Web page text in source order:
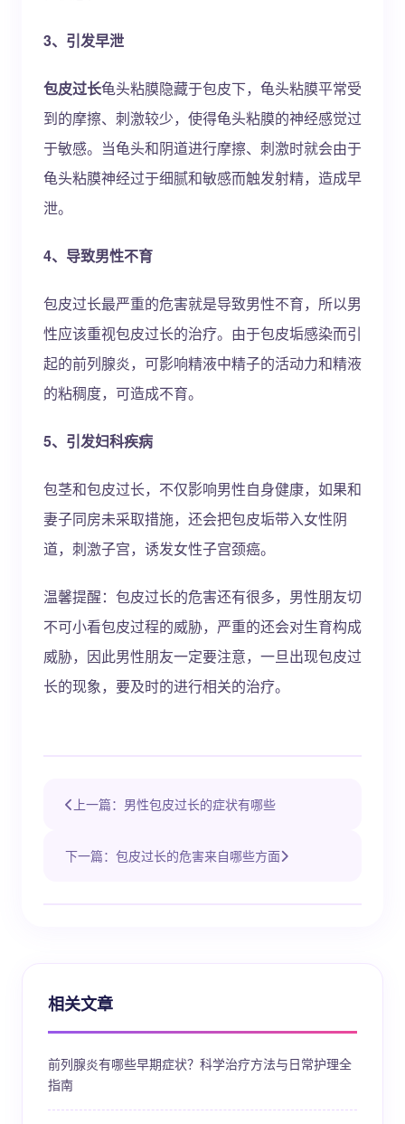
3、引发早泄
包皮过长龟头粘膜隐藏于包皮下，龟头粘膜平常受
到的摩擦、刺激较少，使得龟头粘膜的神经感觉过
于敏感。当龟头和阴道进行摩擦、刺激时就会由于
龟头粘膜神经过于细腻和敏感而触发射精，造成早
泄。
4、导致男性不育
包皮过长最严重的危害就是导致男性不育，所以男
性应该重视包皮过长的治疗。由于包皮垢感染而引
起的前列腺炎，可影响精液中精子的活动力和精液
的粘稠度，可造成不育。
5、引发妇科疾病
包茎和包皮过长，不仅影响男性自身健康，如果和
妻子同房未采取措施，还会把包皮垢带入女性阴
道，刺激子宫，诱发女性子宫颈癌。
温馨提醒：包皮过长的危害还有很多，男性朋友切
不可小看包皮过程的威胁，严重的还会对生育构成
威胁，因此男性朋友一定要注意，一旦出现包皮过
长的现象，要及时的进行相关的治疗。
上一篇：男性包皮过长的症状有哪些
下一篇：包皮过长的危害来自哪些方面
相关文章
前列腺炎有哪些早期症状？科学治疗方法与日常护理全
指南